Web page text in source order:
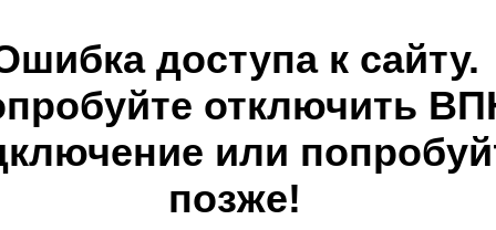
доступа к сайту.
отключить
или
позже!